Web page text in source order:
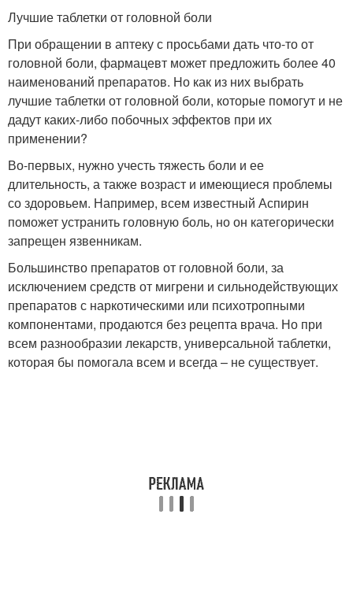
Лучшие таблетки от головной боли
При обращении в аптеку с просьбами дать что-то от
головной боли, фармацевт может предложить более 40
наименований препаратов. Но как из них выбрать
лучшие таблетки от головной боли, которые помогут и не
дадут каких-либо побочных эффектов при их
применении?
Во-первых, нужно учесть тяжесть боли и ее
длительность, а также возраст и имеющиеся проблемы
со здоровьем. Например, всем известный Аспирин
поможет устранить головную боль, но он категорически
запрещен язвенникам.
Большинство препаратов от головной боли, за
исключением средств от мигрени и сильнодействующих
препаратов с наркотическими или психотропными
компонентами, продаются без рецепта врача. Но при
всем разнообразии лекарств, универсальной таблетки,
которая бы помогала всем и всегда – не существует.